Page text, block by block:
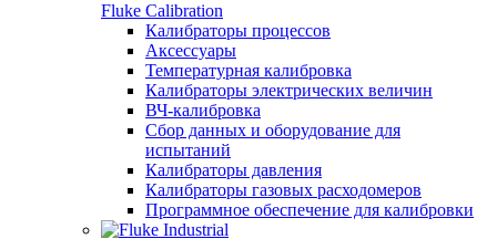
Fluke Calibration
Калибраторы процессов
Аксессуары
Температурная калибровка
Калибраторы электрических величин
ВЧ-калибровка
Сбор данных и оборудование для
испытаний
Калибраторы давления
Калибраторы газовых расходомеров
Программное обеспечение для калибровки